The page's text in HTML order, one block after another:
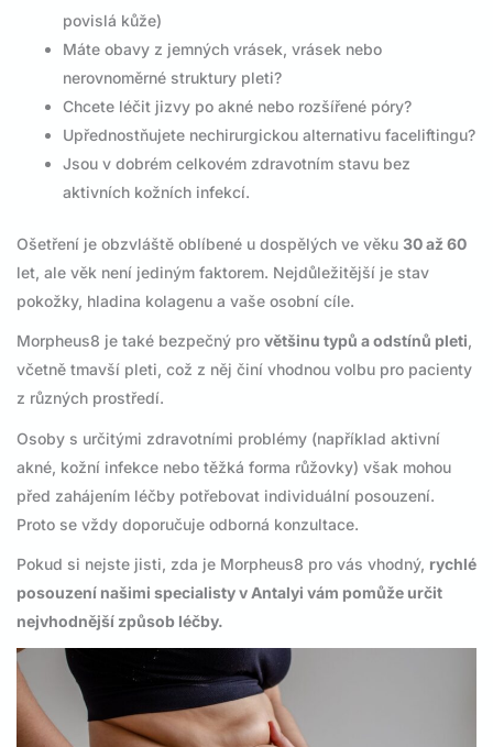
povislá kůže)
Máte obavy z jemných vrásek, vrásek nebo
nerovnoměrné struktury pleti?
Chcete léčit jizvy po akné nebo rozšířené póry?
Upřednostňujete nechirurgickou alternativu faceliftingu?
Jsou v dobrém celkovém zdravotním stavu bez
aktivních kožních infekcí.
Ošetření je obzvláště oblíbené u dospělých ve věku 30 až 60
let, ale věk není jediným faktorem. Nejdůležitější je stav
pokožky, hladina kolagenu a vaše osobní cíle.
Morpheus8 je také bezpečný pro většinu typů a odstínů pleti,
včetně tmavší pleti, což z něj činí vhodnou volbu pro pacienty
z různých prostředí.
Osoby s určitými zdravotními problémy (například aktivní
akné, kožní infekce nebo těžká forma růžovky) však mohou
před zahájením léčby potřebovat individuální posouzení.
Proto se vždy doporučuje odborná konzultace.
Pokud si nejste jisti, zda je Morpheus8 pro vás vhodný, rychlé
posouzení našimi specialisty v Antalyi vám pomůže určit
nejvhodnější způsob léčby.